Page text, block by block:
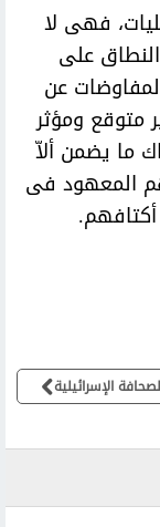
فهى لا
على
عن
متوقع ومؤثر
ما يضمن ألاّ
المعهود فى
الإسرائيلية